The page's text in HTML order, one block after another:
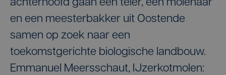
achterhoofd gaan een teler, een molenaar
en een meesterbakker uit Oostende
samen op zoek naar een
toekomstgerichte biologische landbouw.
Emmanuel Meersschaut, IJzerkotmolen: